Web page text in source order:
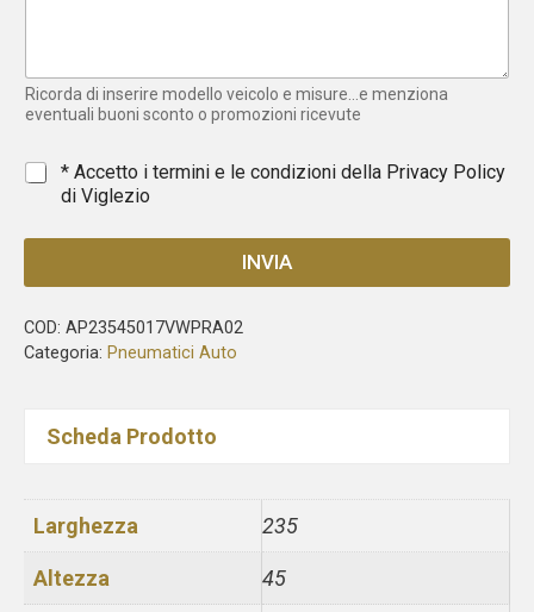
e
s
Ricorda di inserire modello veicolo e misure...e menziona
eventuali buoni sconto o promozioni ricevute
* * Accetto i termini e le condizioni della Privacy Policy
di Viglezio
INVIA
COD: AP23545017VWPRA02
Categoria: Pneumatici Auto
Scheda Prodotto
Larghezza 235
Altezza 45